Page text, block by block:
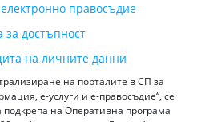
правосъдие
за достъпност
на личните данни
на порталите в СП за
е-услуги и е-правосъдие“, се
на Оперативна програма